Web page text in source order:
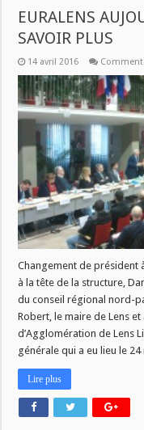
EURALENS
SAVOIR PLUS
14 avril 2016
Changement de président
à la tête de la structure,
du conseil régional nord-
Robert, le maire de Lens
d’Agglomération de Lens
générale qui a eu lieu le
Lire plus